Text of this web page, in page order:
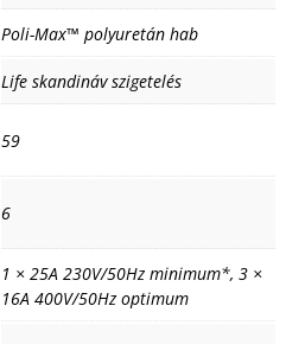
Poli-Max™ polyuretán hab
Life skandináv szigetelés
59
6
1 × 25A 230V/50Hz minimum*, 3 ×
16A 400V/50Hz optimum